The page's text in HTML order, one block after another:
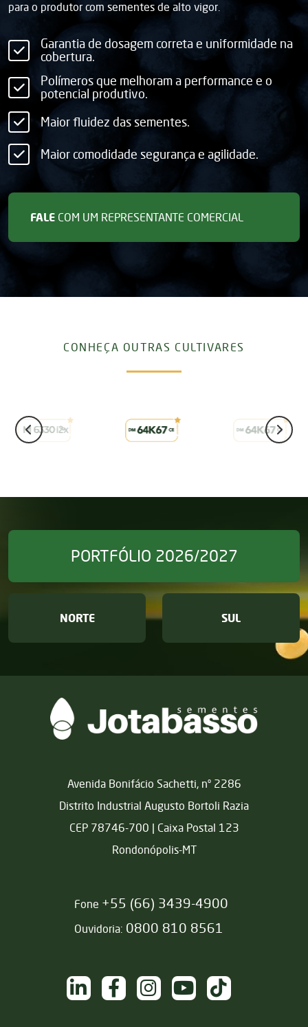
para o produtor com sementes de alto vigor.
Garantia de dosagem correta e uniformidade na
cobertura.
Polímeros que melhoram a performance e o
potencial produtivo.
Maior fluidez das sementes.
Maior comodidade segurança e agilidade.
FALE COM UM REPRESENTANTE COMERCIAL
CONHEÇA OUTRAS CULTIVARES
PORTFÓLIO 2026/2027
NORTE SUL
Matriz
Avenida Bonifácio Sachetti, nº 2286
Distrito Industrial Augusto Bortoli Razia
CEP 78746-700 | Caixa Postal 123
Rondonópolis-MT
Fone +55 (66) 3439-4900
Ouvidoria: 0800 810 8561
NAS REDES SOCIAIS